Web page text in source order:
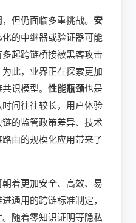
但仍面临多重挑战。 安
的中继器或验证器可能
起跨链桥接被黑客攻击
此，业界正在探索更加
识模型。 性能瓶颈也是
间往往较长，用户体验
的监管政策差异、技术
由的规模化应用带来了
着更加安全、高效、易
通用的跨链标准制定，
随着零知识证明等隐私